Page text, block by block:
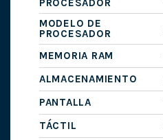
MODELO DE
PROCESADOR
MEMORIA RAM
ALMACENAMIENTO
PANTALLA
TÁCTIL